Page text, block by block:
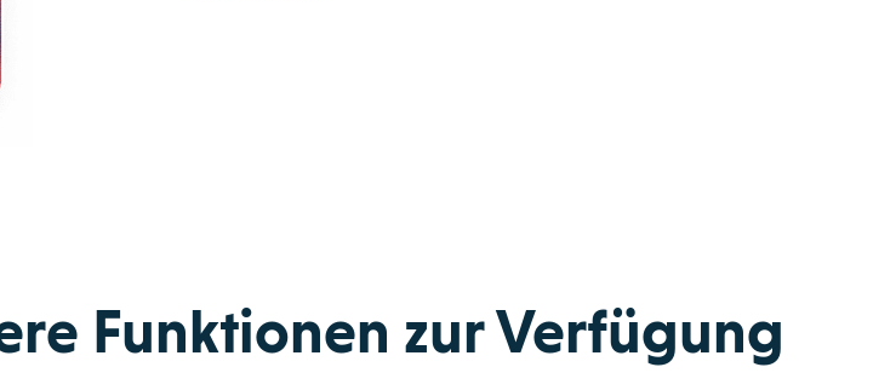
Funktionen zur Verfügung